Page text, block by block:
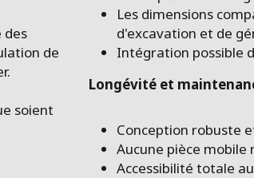
des
de
soient
Les dimensions
d'excavation et de
Intégration possible
Longévité et
Conception robuste
Aucune pièce mobile
Accessibilité totale